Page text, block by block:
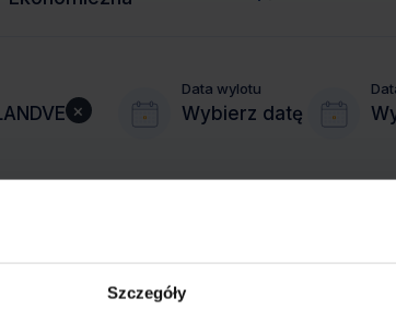
Szczegóły
×
Data wylotu
Wybierz datę